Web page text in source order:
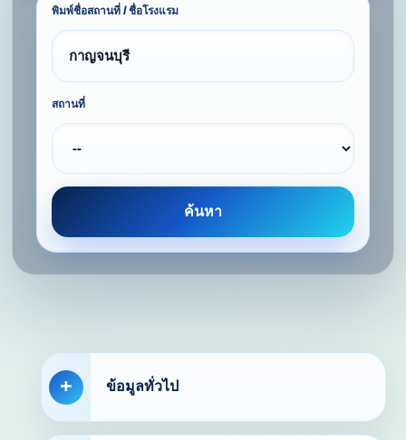
พิมพ์ชื่อสถานที่ / ชื่อโรงแรม
สถานที่
ค้นหา
ข้อมูลทั่วไป